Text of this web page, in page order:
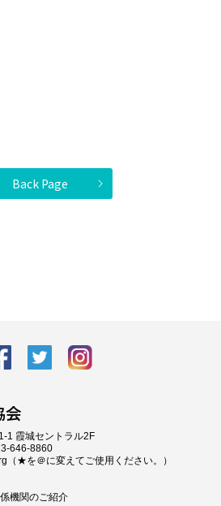
Back Page
facebook Twitter
1 霞城セントラル2F
646-8860
★を＠に変えてご使用ください。）
機関のご紹介